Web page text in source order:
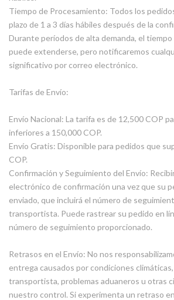
Tiempo de Procesamiento: Todos los
plazo de 1 a 3 días hábiles después de la
Durante períodos de alta demanda, el
puede extenderse, pero notificaremos
significativo por correo electrónico.
Tarifas de Envío:
Envío Nacional: La tarifa es de 12,500 COP
inferiores a 150,000 COP.
Envío Gratis: Disponible para pedidos que
COP.
Confirmación y Seguimiento del Envío:
electrónico de confirmación una vez que su
enviado, que incluirá el número de
transportista. Puede rastrear su pedido en
número de seguimiento proporcionado.
Retrasos en el Envío: No nos
entrega causados por condiciones
transportista, problemas aduaneros u otras
nuestro control. Si experimenta un retraso